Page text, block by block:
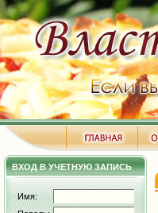
ВХОД В УЧЕТНУЮ ЗАПИСЬ
Имя: